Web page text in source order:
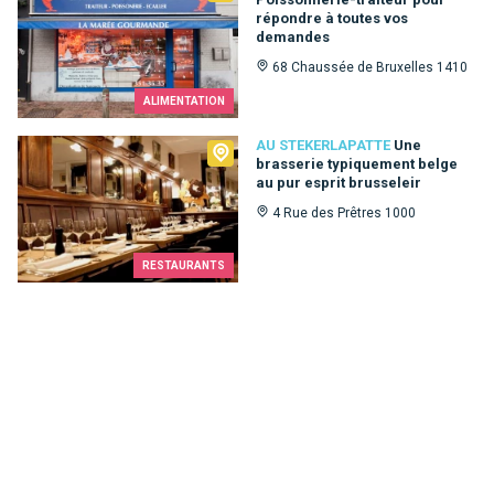
ALIMENTATION
répondre à toutes vos
demandes
68 Chaussée de Bruxelles 1410
RESTAURANTS
AU STEKERLAPATTE Une
brasserie typiquement belge
au pur esprit brusseleir
4 Rue des Prêtres 1000
Au Stekerlapatte